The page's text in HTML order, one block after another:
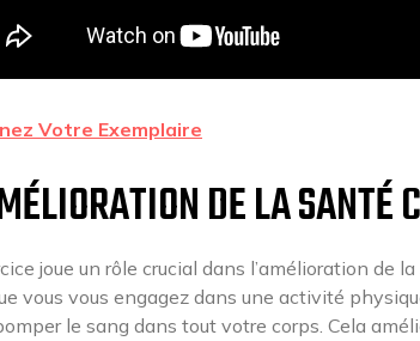
Votre Exemplaire
DE LA SANTÉ
joue un rôle crucial dans l’amélioration
vous vous engagez dans une activité
le sang dans tout votre corps. Cela